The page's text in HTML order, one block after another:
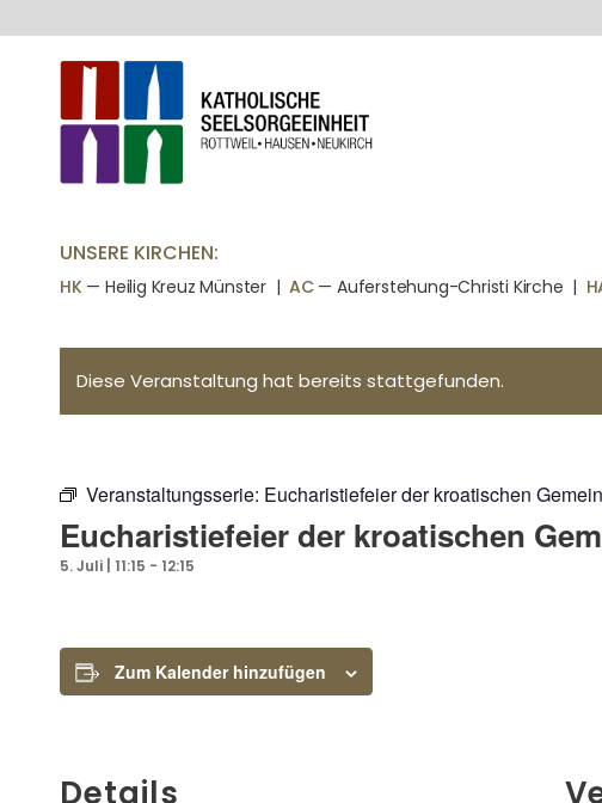
UNSERE KIRCHEN:
HK— Heilig Kreuz Münster |AC— Auferstehung-Christi Kirche |
Diese Veranstaltung hat bereits stattgefunden.
Veranstaltungsserie: Eucharistiefeier der kroatischen
Eucharistiefeier der kroatischen
5. Juli | 11:15 - 12:15
Zum Kalender hinzufügen
Details